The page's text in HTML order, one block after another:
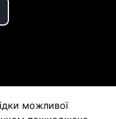
можливої